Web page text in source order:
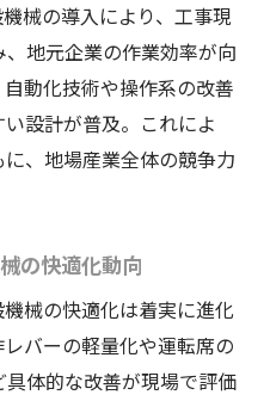
械の導入により、工事現
地元企業の作業効率が向
動化技術や操作系の改善
設計が普及。これによ
、地場産業全体の競争力
の快適化動向
械の快適化は着実に進化
バーの軽量化や運転席の
体的な改善が現場で評価